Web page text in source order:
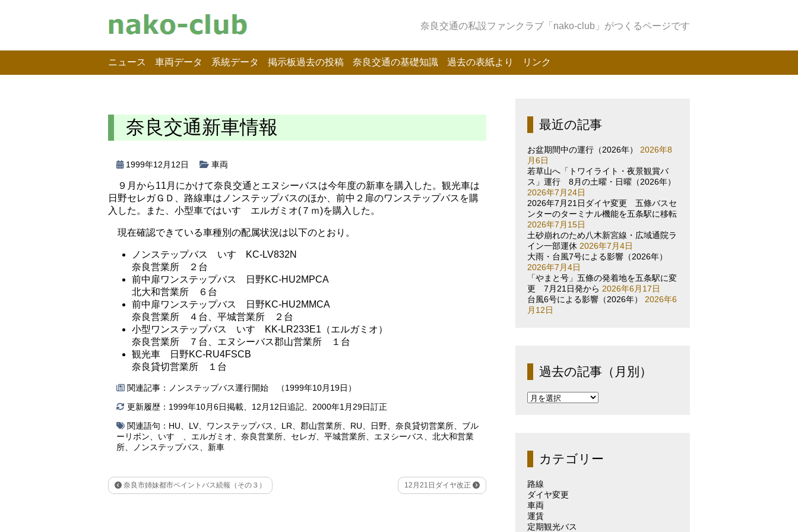
奈良交通の私設ファンクラブ「nako-club」がつくるページです
ニュース 車両データ 系統データ 掲示板過去の投稿 奈良交通の基礎知識 過去の表紙より リンク
奈良交通新車情報
1999年12月12日 車両
９月から11月にかけて奈良交通とエヌシーバスは今年度の新車を購入した。観光車は
日野セレガＧＤ、路線車はノンステップバスのほか、前中２扉のワンステップバスを購
入した。また、小型車ではいすゞエルガミオ(７ｍ)を購入した。
現在確認できている車種別の配属状況は以下のとおり。
ノンステップバス いすゞKC-LV832N
奈良営業所 ２台
前中扉ワンステップバス 日野KC-HU2MPCA
北大和営業所 ６台
前中扉ワンステップバス 日野KC-HU2MMCA
奈良営業所 ４台、平城営業所 ２台
小型ワンステップバス いすゞKK-LR233E1（エルガミオ）
奈良営業所 ７台、エヌシーバス郡山営業所 １台
観光車 日野KC-RU4FSCB
奈良貸切営業所 １台
関連記事：
ノンステップバス運行開始 （1999年10月19日）
更新履歴：1999年10月6日掲載、12月12日追記、2000年1月29日訂正
関連語句： HU LV、 ワンステップバス LR 郡山営業所 RU 日野 奈良貸切営業所
ブル
ーリボン
いすゞ エルガミオ 奈良営業所 セレガ、 平城営業所 エヌシーバス
北大和営業
所
ノンステップバス 新車
奈良市姉妹都市ペイントバス続報（その３） 12月21日ダイヤ改正
最近の記事
お盆期間中の運行（2026年）
2026年8
月6日
若草山へ「トワイライト・夜景観賞バ
ス」運行 8月の土曜・日曜（2026年）
2026年7月24日
2026年7月21日ダイヤ変更 五條バスセ
ンターのターミナル機能を五条駅に移転
2026年7月15日
土砂崩れのため八木新宮線・広域通院ラ
イン一部運休 2026年7月4日
大雨・台風7号による影響（2026年）
2026年7月4日
「やまと号」五條の発着地を五条駅に変
更 7月21日発から 2026年6月17日
台風6号による影響（2026年）
2026年6
月12日
過去の記事（月別）
過
（月
別）カテゴリー
路線
ダイヤ変更
車両
運賃
定期観光バス